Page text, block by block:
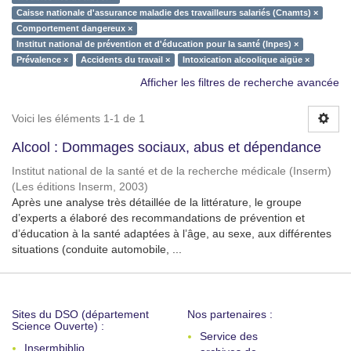
Caisse nationale d'assurance maladie des travailleurs salariés (Cnamts) ×
Comportement dangereux ×
Institut national de prévention et d'éducation pour la santé (Inpes) ×
Prévalence ×
Accidents du travail × Intoxication alcoolique aigüe ×
Afficher les filtres de recherche avancée
Voici les éléments 1-1 de 1
Alcool : Dommages sociaux, abus et dépendance
Institut national de la santé et de la recherche médicale (Inserm)
(Les éditions Inserm, 2003)
Après une analyse très détaillée de la littérature, le groupe
d’experts a élaboré des recommandations de prévention et
d’éducation à la santé adaptées à l’âge, au sexe, aux différentes
situations (conduite automobile, ...
Sites du DSO (département
Science Ouverte) :
Insermbiblio
Nos partenaires :
Service des